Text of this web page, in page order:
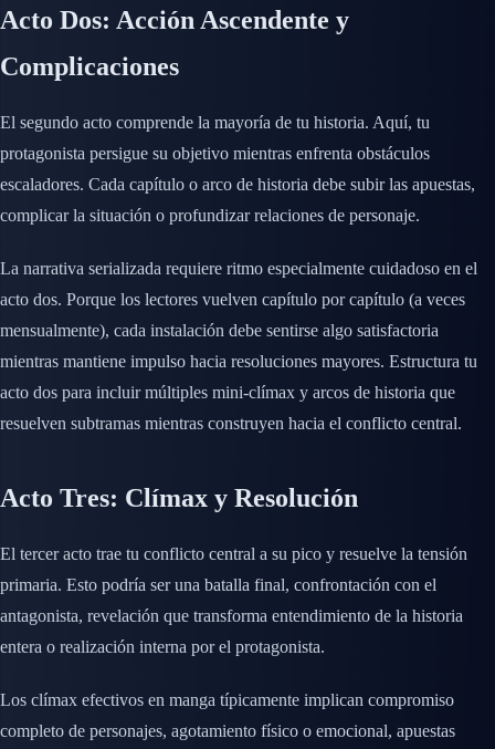
Acto Dos: Acción Ascendente y
Complicaciones
El segundo acto comprende la mayoría de tu historia. Aquí, tu
protagonista persigue su objetivo mientras enfrenta obstáculos
escaladores. Cada capítulo o arco de historia debe subir las apuestas,
complicar la situación o profundizar relaciones de personaje.
La narrativa serializada requiere ritmo especialmente cuidadoso en el
acto dos. Porque los lectores vuelven capítulo por capítulo (a veces
mensualmente), cada instalación debe sentirse algo satisfactoria
mientras mantiene impulso hacia resoluciones mayores. Estructura tu
acto dos para incluir múltiples mini-clímax y arcos de historia que
resuelven subtramas mientras construyen hacia el conflicto central.
Acto Tres: Clímax y Resolución
El tercer acto trae tu conflicto central a su pico y resuelve la tensión
primaria. Esto podría ser una batalla final, confrontación con el
antagonista, revelación que transforma entendimiento de la historia
entera o realización interna por el protagonista.
Los clímax efectivos en manga típicamente implican compromiso
completo de personajes, agotamiento físico o emocional, apuestas